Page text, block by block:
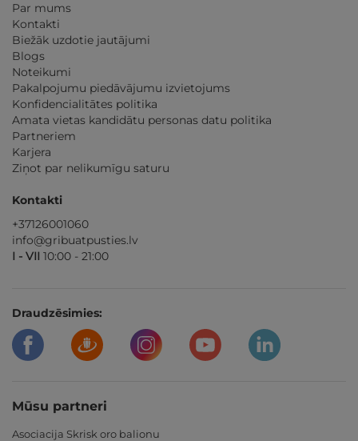
Par mums
Kontakti
Biežāk uzdotie jautājumi
Blogs
Noteikumi
Pakalpojumu piedāvājumu izvietojums
Konfidencialitātes politika
Amata vietas kandidātu personas datu politika
Partneriem
Karjera
Ziņot par nelikumīgu saturu
Kontakti
+37126001060
info@gribuatpusties.lv
I - VII 10:00 - 21:00
Draudzēsimies:
Mūsu partneri
Asociacija Skrisk oro balionu